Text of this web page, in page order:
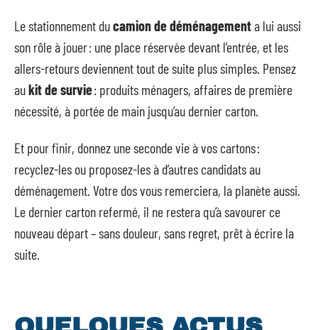
Le stationnement ducamion de déménagementa lui aussi
son rôle à jouer : une place réservée devant l’entrée, et les
allers-retours deviennent tout de suite plus simples. Pensez
aukit de survie: produits ménagers, affaires de première
nécessité, à portée de main jusqu’au dernier carton.
Et pour finir, donnez une seconde vie à vos cartons :
recyclez-les ou proposez-les à d’autres candidats au
déménagement. Votre dos vous remerciera, la planète aussi.
Le dernier carton refermé, il ne restera qu’à savourer ce
nouveau départ – sans douleur, sans regret, prêt à écrire la
suite.